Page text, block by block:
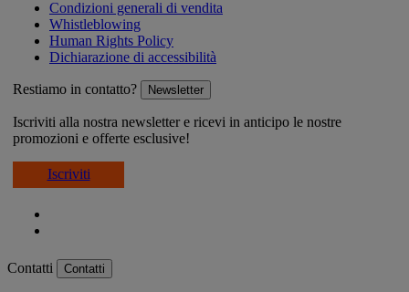
Condizioni generali di vendita
Whistleblowing
Human Rights Policy
Dichiarazione di accessibilità
Restiamo in contatto? Newsletter
Iscriviti alla nostra newsletter e ricevi in anticipo le nostre
promozioni e offerte esclusive!
Iscriviti
Contatti Contatti